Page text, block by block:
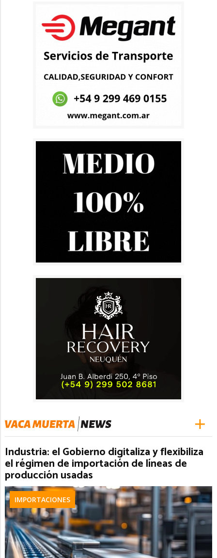
Industria: el Gobierno digitaliza y flexibiliza
el régimen de importación de líneas de
producción usadas
IMPORTACIONES